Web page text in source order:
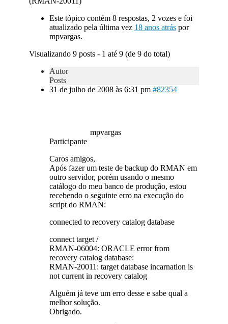
Este tópico contém 8 respostas, 2 vozes e foi
atualizado pela última vez 18 anos atráspor
mpvargas.
Visualizando 9 posts - 1 até 9 (de 9 do total)
Autor
Posts
31 de julho de 2008 às 6:31 pm #82354
mpvargas
Participante
Caros amigos,
Após fazer um teste de backup do RMAN em
outro servidor, porém usando o mesmo
catálogo do meu banco de produção, estou
recebendo o seguinte erro na execução do
script do RMAN:
connected to recovery catalog database
connect target /
RMAN-06004: ORACLE error from
recovery catalog database:
RMAN-20011: target database incarnation is
not current in recovery catalog
Alguém já teve um erro desse e sabe qual a
melhor solução.
Obrigado.